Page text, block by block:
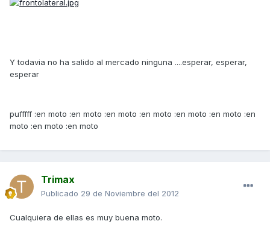
Y todavia no ha salido al mercado ninguna ....esperar, esperar,
esperar
pufffff :en moto :en moto :en moto :en moto :en moto :en moto :en
moto :en moto :en moto
Trimax
Publicado 29 de Noviembre del 2012
Cualquiera de ellas es muy buena moto.